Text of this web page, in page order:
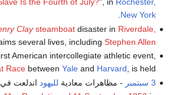
Is the Fourth of July?", in Rochester,
New York
.
Clay steamboatdisaster in Riverdale,
several lives, including Stephen Allen
American intercollegiate athletic event,
Racebetween Yaleand Harvard, is held.
3 سبتمبر
- مظاهرات معادية لليهود اندلعت في